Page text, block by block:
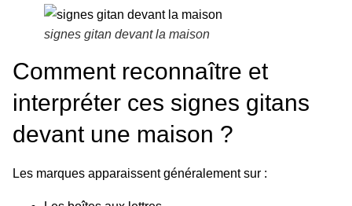
signes gitan devant la maison
Comment reconnaître et
interpréter ces signes gitans
devant une maison ?
Les marques apparaissent généralement sur :